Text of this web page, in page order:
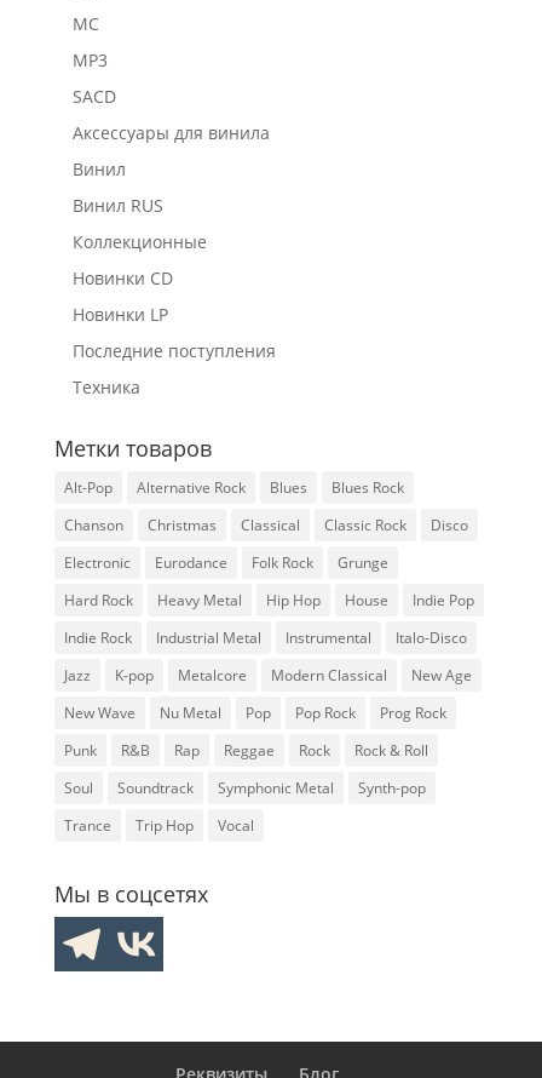
MC
MP3
SACD
Аксессуары для винила
Винил
Винил RUS
Коллекционные
Новинки CD
Новинки LP
Последние поступления
Техника
Метки товаров
Alt-Pop Alternative Rock Blues
Blues Rock
Chanson
Christmas Classical Classic Rock
Disco
Electronic
Eurodance Folk Rock
Grunge
Hard Rock
Heavy Metal Hip Hop House
Indie Pop
Indie Rock
Industrial Metal Instrumental
Italo-Disco
Jazz
K-pop Metalcore Modern Classical
New Age
New Wave
Nu Metal Pop Pop Rock
Prog Rock
Punk
R&B Rap Reggae Rock
Rock & Roll
Soul
Soundtrack Symphonic Metal
Synth-pop
Trance
Trip Hop Vocal
Мы в соцсетях
Реквизиты Блог